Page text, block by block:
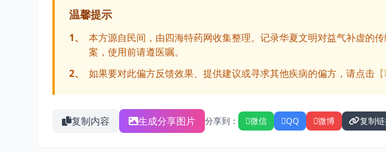
温馨提示
1、
本方源自民间，由四海特药网收集整理。记录华夏文明对益气补虚的
案，使用前请遵医嘱。
2、
如果要对此偏方反馈效果、提供建议或寻求其他疾病的偏方，请点击
复制内容 生成分享图片 分享到： 微信 QQ 微博 复制